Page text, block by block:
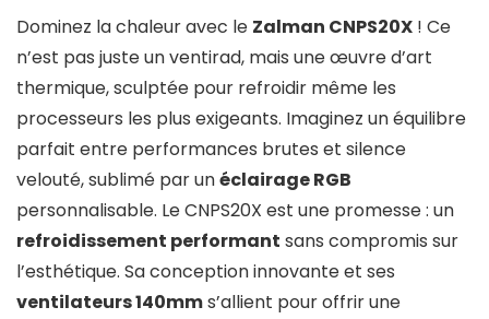
Dominez la chaleur avec le Zalman CNPS20X ! Ce
n’est pas juste un ventirad, mais une œuvre d’art
thermique, sculptée pour refroidir même les
processeurs les plus exigeants. Imaginez un équilibre
parfait entre performances brutes et silence
velouté, sublimé par unéclairage RGB
personnalisable. Le CNPS20X est une promesse : un
refroidissement performant sans compromis sur
l’esthétique. Sa conception innovante et ses
ventilateurs 140mms’allient pour offrir une